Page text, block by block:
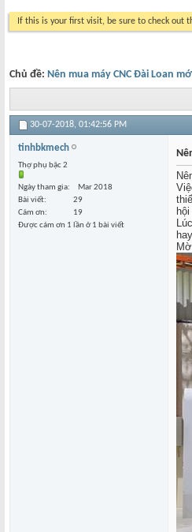
If this is your first visit, be sure to check out
Chủ đề: Nên mua máy CNC Đài Loan
30-07-2018, 01:42:56 PM
tinhbkmech
Thợ phụ bậc 2
Ngày tham gia
Mar 2018
Bài viết
29
Cám ơn
19
Được cám ơn 1 lần ở 1 bài viết